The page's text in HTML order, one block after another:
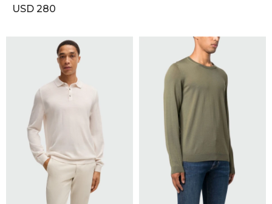
USD 280
SELECCIONAR TALLE SELECCIONAR TALLE